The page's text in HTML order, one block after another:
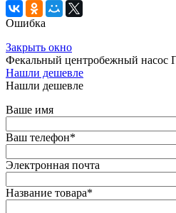
Ошибка
Закрыть окно
Фекальный центробежный насос
Нашли дешевле
Нашли дешевле
Ваше имя
Ваш телефон*
Электронная почта
Название товара*